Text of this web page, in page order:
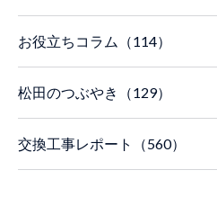
お役立ちコラム（114）
松田のつぶやき（129）
交換工事レポート（560）